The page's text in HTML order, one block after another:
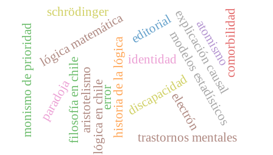
filosofía en chile lógica en chile
identidad
lógica matemática
historia de la lógica modelos estadísticos
error
explicación causal
trastornos mentales
discapacidad
comorbilidad
aristotelismo electrón
atomismo
schrödinger
monismo de prioridad editorial
paradoja